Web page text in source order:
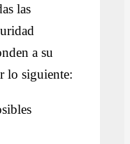
las
a su
lo siguiente: